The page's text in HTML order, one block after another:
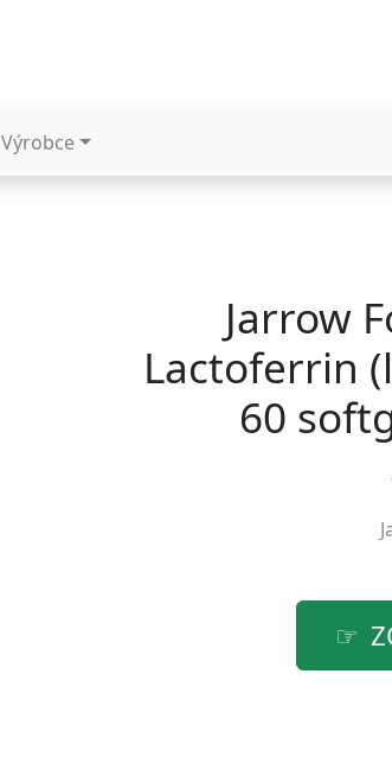
Výrobce
Jarrow
Lactoferrin
60